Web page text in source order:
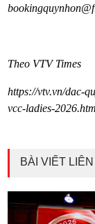
Theo VTV Times
https://vtv.vn/dac-
vcc-ladies-
BÀI VIẾT